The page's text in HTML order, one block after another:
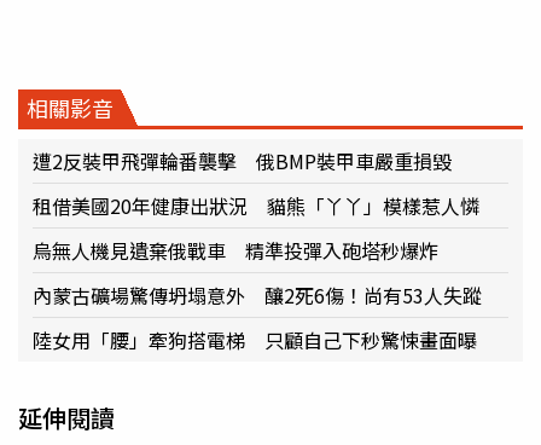
相關影音
遭2反裝甲飛彈輪番襲擊 俄BMP裝甲車嚴重損毀
租借美國20年健康出狀況 貓熊「丫丫」模樣惹人憐
烏無人機見遺棄俄戰車 精準投彈入砲塔秒爆炸
內蒙古礦場驚傳坍塌意外 釀2死6傷！尚有53人失蹤
陸女用「腰」牽狗搭電梯 只顧自己下秒驚悚畫面曝
延伸閱讀